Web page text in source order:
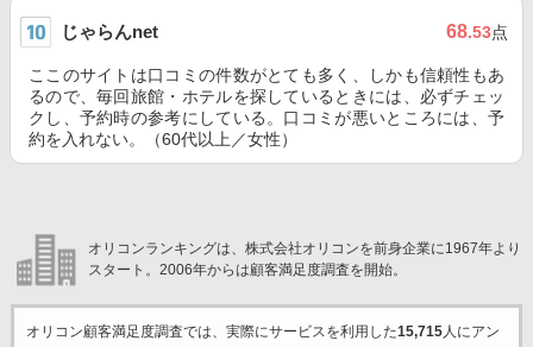
じゃらんnet 68.53点
ここのサイトは口コミの件数がとても多く、しかも信頼性もあ
るので、毎回旅館・ホテルを探しているときには、必ずチェッ
クし、予約時の参考にしている。口コミが悪いところには、予
約を入れない。（60代以上／女性）
オリコンランキングは、株式会社オリコンを前身企業に1967年より
スタート。2006年からは顧客満足度調査を開始。
オリコン顧客満足度調査では、実際にサービスを利用した15,715人にアン